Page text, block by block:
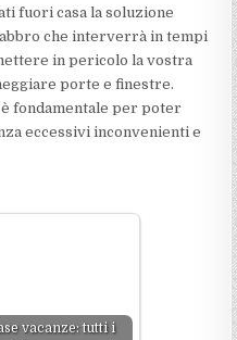
fuori casa la soluzione
che interverrà in tempi
in pericolo la vostra
porte e finestre.
è fondamentale per poter
eccessivi inconvenienti e
vacanze: tutti i